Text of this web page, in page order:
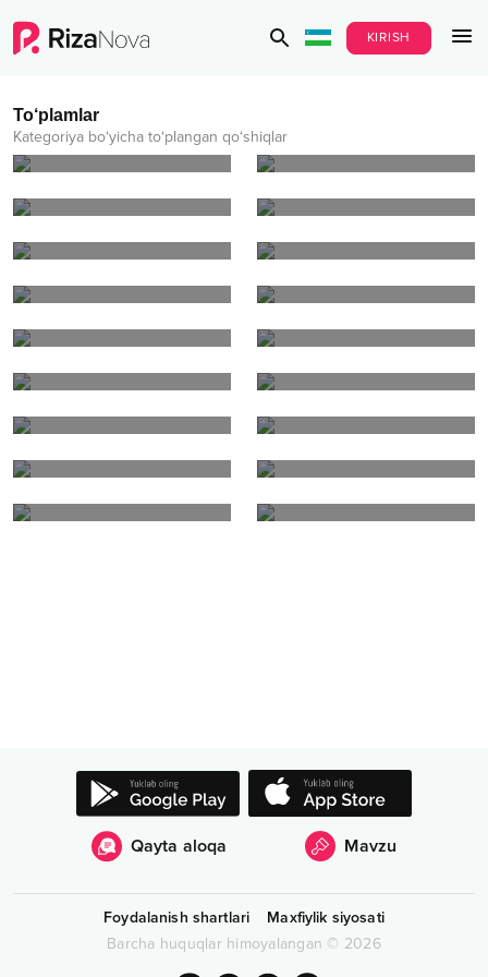
KIRISH
To‘plamlar
Kategoriya bo‘yicha to‘plangan qo‘shiqlar
ТОП ноябрь RizaNova
2023
TOP sentyabr RizaNova
2023
2023
TOP iyul RizaNova 2023 TOP iyun RizaNova 2023
TOP may RizaNova 2023 TOP aprel RizaNova 2023
TOP mart RizaNova 2023
TOP fevral RizaNova 2023
2023
Rock-n-roll
Rep
2022
Pop
Rok
2022
2022
Qayta aloqa Mavzu
Foydalanish shartlari
Maxfiylik siyosati
Barcha huquqlar himoyalangan © 2026